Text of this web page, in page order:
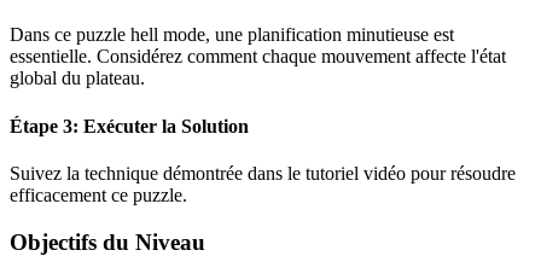
Dans ce puzzle hell mode, une planification minutieuse est
essentielle. Considérez comment chaque mouvement affecte l'état
global du plateau.
Étape 3: Exécuter la Solution
Suivez la technique démontrée dans le tutoriel vidéo pour résoudre
efficacement ce puzzle.
Objectifs du Niveau